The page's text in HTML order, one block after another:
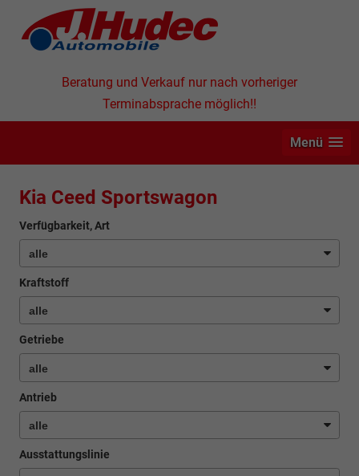
Beratung und Verkauf nur nach vorheriger
Terminabsprache möglich!!
Menü
Kia Ceed Sportswagon
Verfügbarkeit, Art
Kraftstoff
Getriebe
Antrieb
Ausstattungslinie